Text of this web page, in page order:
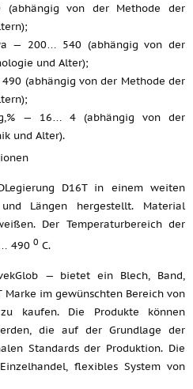
von der Methode der
— 200… 540 (abhängig von der
und Alter);
(abhängig von der Methode der
— 16… 4 (abhängig von der
und Alter).
D16T in einem weiten
Längen hergestellt. Material
Der Temperaturbereich der
490 0 C.
— bietet ein Blech, Band,
Marke im gewünschten Bereich von
kaufen. Die Produkte können
die auf der Grundlage der
Standards der Produktion. Die
flexibles System von